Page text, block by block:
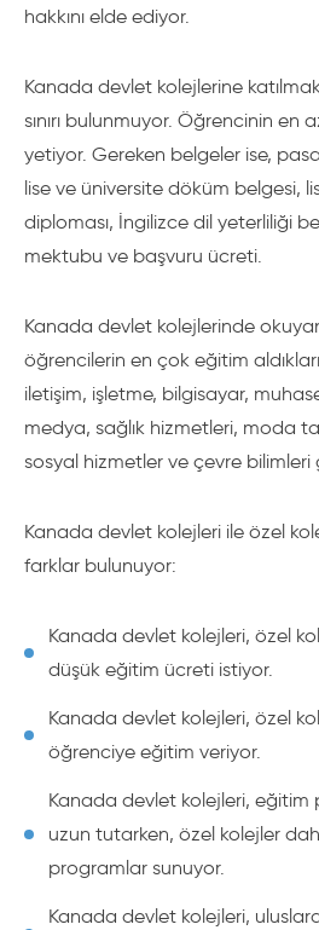
hakkını elde ediyor.
Kanada devlet kolejlerine
sınırı bulunmuyor. Öğrencinin en
yetiyor. Gereken belgeler ise,
lise ve üniversite döküm belgesi,
diploması, İngilizce dil yeterliliği
mektubu ve başvuru ücreti.
Kanada devlet kolejlerinde
öğrencilerin en çok eğitim
iletişim, işletme, bilgisayar,
medya, sağlık hizmetleri, moda
sosyal hizmetler ve çevre bilimleri
Kanada devlet kolejleri ile özel
farklar bulunuyor:
Kanada devlet kolejleri, özel
düşük eğitim ücreti istiyor.
Kanada devlet kolejleri, özel
öğrenciye eğitim veriyor.
Kanada devlet kolejleri, eğitim
uzun tutarken, özel kolejler
programlar sunuyor.
Kanada devlet kolejleri,